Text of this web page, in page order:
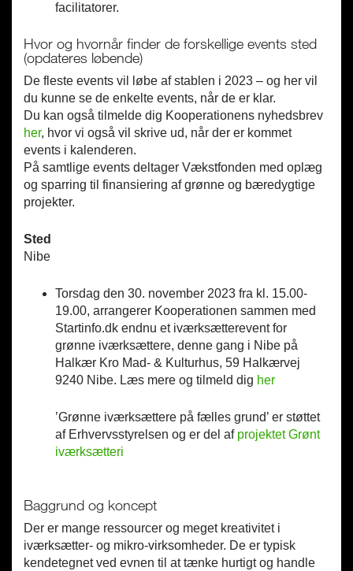
facilitatorer.
Hvor og hvornår finder de forskellige events sted
(opdateres løbende)
De fleste events vil løbe af stablen i 2023 – og her vil
du kunne se de enkelte events, når de er klar.
Du kan også tilmelde dig Kooperationens nyhedsbrev
her, hvor vi også vil skrive ud, når der er kommet
events i kalenderen.
På samtlige events deltager Vækstfonden med oplæg
og sparring til finansiering af grønne og bæredygtige
projekter.
Sted
Nibe
Torsdag den 30. november 2023 fra kl. 15.00-
19.00, arrangerer Kooperationen sammen med
Startinfo.dk endnu et iværksætterevent for
grønne iværksættere, denne gang i Nibe på
Halkær Kro Mad- & Kulturhus, 59 Halkærvej
9240 Nibe. Læs mere og tilmeld dig her
’Grønne iværksættere på fælles grund’ er støttet
af Erhvervsstyrelsen og er del af projektet Grønt
iværksætteri
Baggrund og koncept
Der er mange ressourcer og meget kreativitet i
iværksætter- og mikro-virksomheder. De er typisk
kendetegnet ved evnen til at tænke hurtigt og handle